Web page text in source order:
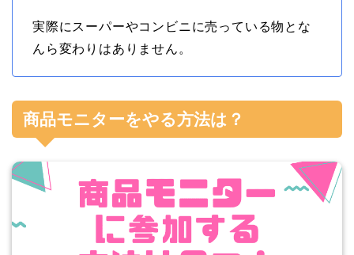
実際にスーパーやコンビニに売っている物とな
んら変わりはありません。
商品モニターをやる方法は？